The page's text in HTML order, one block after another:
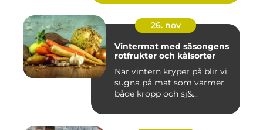
26. nov
Vintermat med säsongens
rotfrukter och kålsorter
När vintern kryper på blir vi
sugna på mat som värmer
både kropp och sj&...